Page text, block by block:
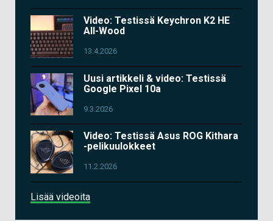
Video: Testissä Keychron K2 HE
All-Wood
13.4.2026
Uusi artikkeli & video: Testissä
Google Pixel 10a
9.3.2026
Video: Testissä Asus ROG Kithara
-pelikuulokkeet
11.2.2026
Lisää videoita